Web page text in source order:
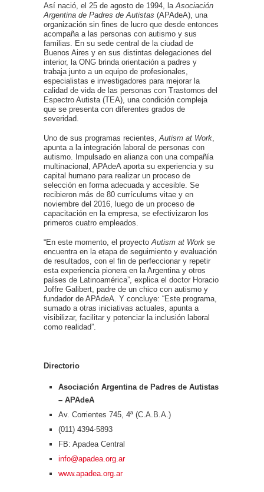
Así nació, el 25 de agosto de 1994, la Asociación
Argentina de Padres de Autistas (APAdeA), una
organización sin fines de lucro que desde entonces
acompaña a las personas con autismo y sus
familias. En su sede central de la ciudad de
Buenos Aires y en sus distintas delegaciones del
interior, la ONG brinda orientación a padres y
trabaja junto a un equipo de profesionales,
especialistas e investigadores para mejorar la
calidad de vida de las personas con Trastornos del
Espectro Autista (TEA), una condición compleja
que se presenta con diferentes grados de
severidad.
Uno de sus programas recientes, Autism at Work
apunta a la integración laboral de personas con
autismo. Impulsado en alianza con una compañía
multinacional, APAdeA aporta su experiencia y su
capital humano para realizar un proceso de
selección en forma adecuada y accesible. Se
recibieron más de 80 currículums vitae y en
noviembre del 2016, luego de un proceso de
capacitación en la empresa, se efectivizaron los
primeros cuatro empleados.
“En este momento, el proyecto Autism at Work se
encuentra en la etapa de seguimiento y evaluación
de resultados, con el fin de perfeccionar y repetir
esta experiencia pionera en la Argentina y otros
países de Latinoamérica”, explica el doctor Horacio
Joffre Galibert, padre de un chico con autismo y
fundador de APAdeA. Y concluye: “Este programa,
sumado a otras iniciativas actuales, apunta a
visibilizar, facilitar y potenciar la inclusión laboral
como realidad”.
Directorio
Asociación Argentina de Padres de Autistas
– APAdeA
Av. Corrientes 745, 4ª (C.A.B.A.)
(011) 4394-5893
FB: Apadea Central
info@apadea.org.ar
www.apadea.org.ar